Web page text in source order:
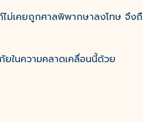
ไม่เคยถูกศาลพิพากษาลงโทษ จึง
ยในความคลาดเคลื่อนนี้ด้วย